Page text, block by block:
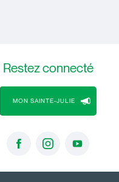
Restezconnecté
MON SAINTE-JULIE